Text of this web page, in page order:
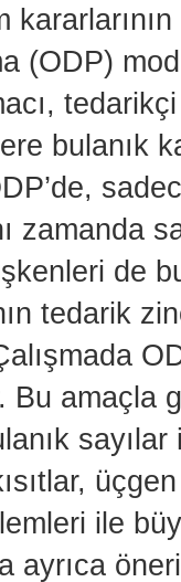
(ODP)
bulanık
zamanda
de
tedarik
Bu amaçla
ile
ayrıca